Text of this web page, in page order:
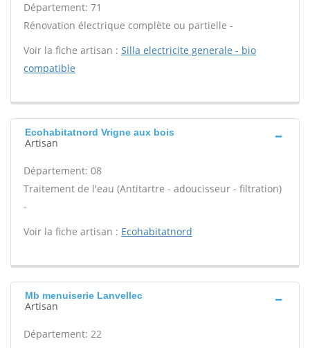
Département: 71
Rénovation électrique complète ou partielle -
Voir la fiche artisan : Silla electricite generale - bio
compatible
Ecohabitatnord Vrigne aux bois
Artisan
Département: 08
Traitement de l'eau (Antitartre - adoucisseur - filtration)
-
Voir la fiche artisan : Ecohabitatnord
Mb menuiserie Lanvellec
Artisan
Département: 22